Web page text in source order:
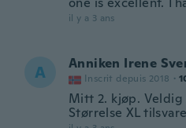
il y a 3 ans
A Anniken Irene
Inscrit depuis 2018 ·
Mitt 2. kjøp. Veldig
Størrelse XL